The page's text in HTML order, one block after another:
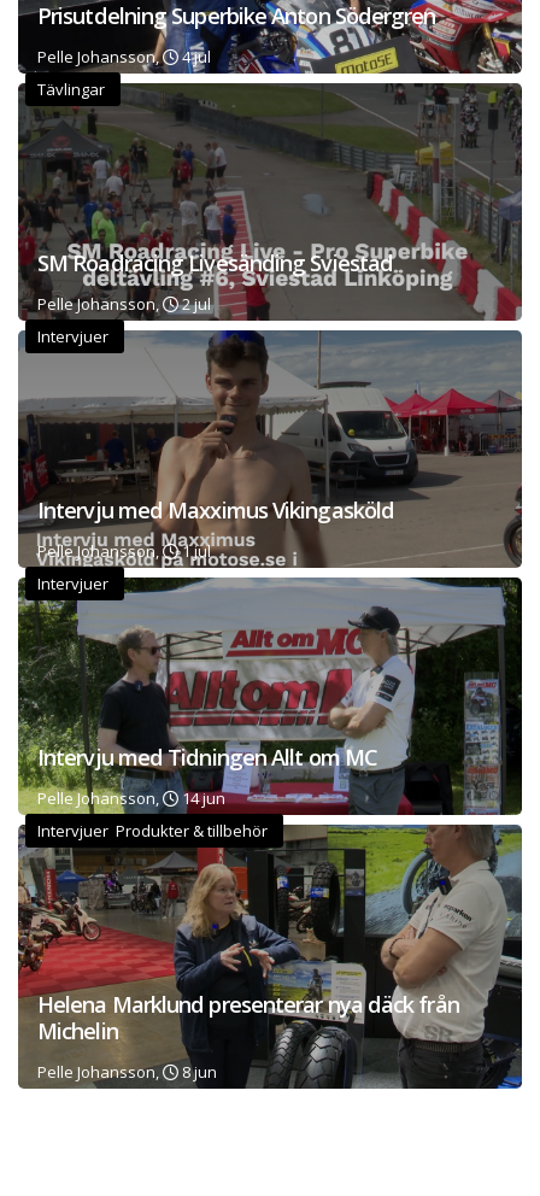
Prisutdelning Superbike Anton Södergren
Pelle Johansson,
4 jul
Tävlingar
SM Roadracing Livesänding Sviestad
Pelle Johansson,
2 jul
Intervjuer
Intervju med Maxximus Vikingasköld
Pelle Johansson,
1 jul
Intervjuer
Intervju med Tidningen Allt om MC
Pelle Johansson,
14 jun
Intervjuer Produkter & tillbehör
Helena Marklund presenterar nya däck från
Michelin
Pelle Johansson, 8 jun